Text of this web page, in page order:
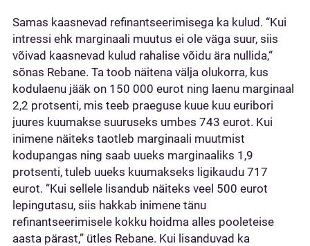
Samas kaasnevad refinantseerimisega ka kulud. “Kui
intressi ehk marginaali muutus ei ole väga suur, siis
võivad kaasnevad kulud rahalise võidu ära nullida,“
sõnas Rebane. Ta toob näitena välja olukorra, kus
kodulaenu jääk on 150 000 eurot ning laenu marginaal
2,2 protsenti, mis teeb praeguse kuue kuu euribori
juures kuumakse suuruseks umbes 743 eurot. Kui
inimene näiteks taotleb marginaali muutmist
kodupangas ning saab uueks marginaaliks 1,9
protsenti, tuleb uueks kuumakseks ligikaudu 717
eurot. “Kui sellele lisandub näiteks veel 500 eurot
lepingutasu, siis hakkab inimene tänu
refinantseerimisele kokku hoidma alles pooleteise
aasta pärast,” ütles Rebane. Kui lisanduvad ka